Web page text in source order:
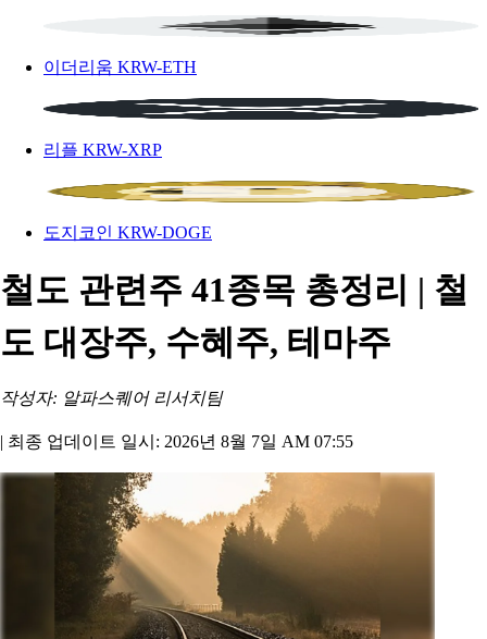
이더리움 KRW-ETH
리플 KRW-XRP
도지코인 KRW-DOGE
철도 관련주 41종목 총정리 | 철
도 대장주, 수혜주, 테마주
작성자: 알파스퀘어 리서치팀
| 최종 업데이트 일시: 2026년 8월 7일 AM 07:55